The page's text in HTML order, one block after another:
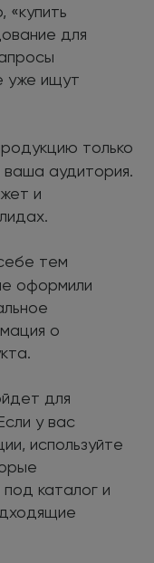
«купить
для
уже ищут
только
ваша аудитория.
и
тем
оформили
о
для
у вас
используйте
каталог и